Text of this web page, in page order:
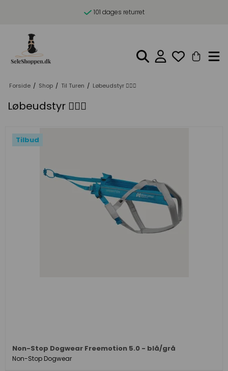
101 dages returret
Forside / Shop / Til Turen / Løbeudstyr 🏃🏼‍♀️
Løbeudstyr 🏃🏼‍♀️
Tilbud
Non-Stop Dogwear Freemotion 5.0 - blå/grå
Non-Stop Dogwear